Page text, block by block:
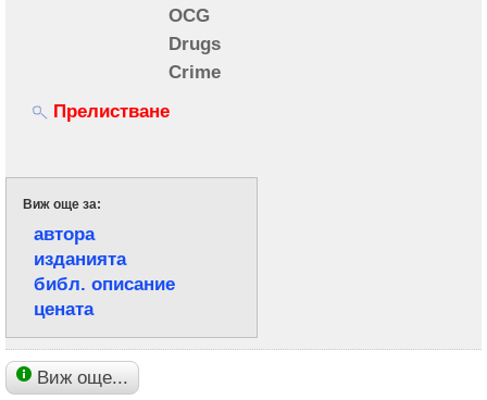
OCG
Drugs
Crime
Прелистване
Виж още за:
автора
изданията
библ. описание
цената
Виж още...